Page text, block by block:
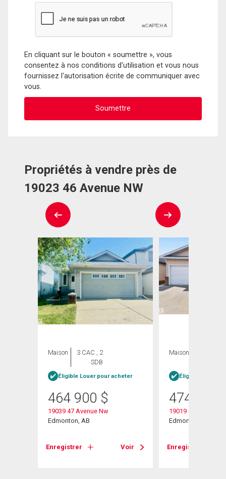
En cliquant sur le bouton « soumettre », vous
consentez à nos conditions d'utilisation et vous nous
fournissez l'autorisation écrite de communiquer avec
vous.
Propriétés à vendre près de
19023 46 Avenue NW
Maison
3 CAC , 2
SDB
Éligible Louer pour acheter
464 900 $
19039 47 Avenue Nw
Edmonton, AB
Enregistrer Voir
Maison
Éligible Louer
474 900
19019 49 Avenue
Edmonton, AB
Enregistrer